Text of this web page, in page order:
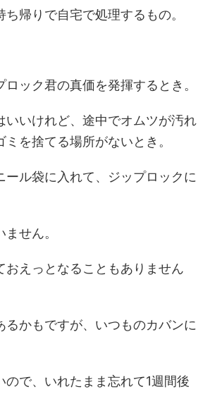
帰りで自宅で処理するもの。
ック君の真価を発揮するとき。
いいけれど、途中でオムツが汚れ
を捨てる場所がないとき。
ール袋に入れて、ジップロックに
せん。
おえっとなることもありません
るかもですが、いつものカバンに
ので、いれたまま忘れて1週間後